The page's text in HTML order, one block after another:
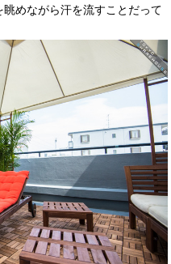
めながら汗を流すことだって